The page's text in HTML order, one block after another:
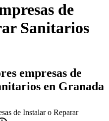
de
Sanitarios
empresas de
en Granada
de Instalar o Reparar